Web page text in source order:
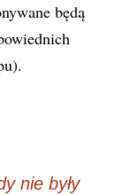
będą
nie były